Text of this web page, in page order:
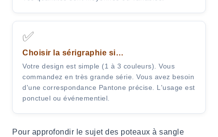
✅
Choisir la sérigraphie si…
Votre design est simple (1 à 3 couleurs). Vous
commandez en très grande série. Vous avez besoin
d'une correspondance Pantone précise. L'usage est
ponctuel ou événementiel.
Pour approfondir le sujet des poteaux à sangle